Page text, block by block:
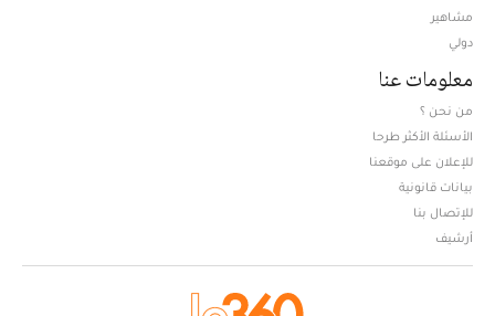
مشاهير
دولي
معلومات عنا
من نحن ؟
الأسئلة الأكثر طرحا
للإعلان على موقعنا
بيانات قانونية
للإتصال بنا
أرشيف